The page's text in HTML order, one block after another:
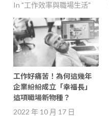
In "工作效率與職場生活"
工作好痛苦！為何這幾年
企業紛紛成立「幸福長」
這項職場新物種？
2022 年 10 月 17 日